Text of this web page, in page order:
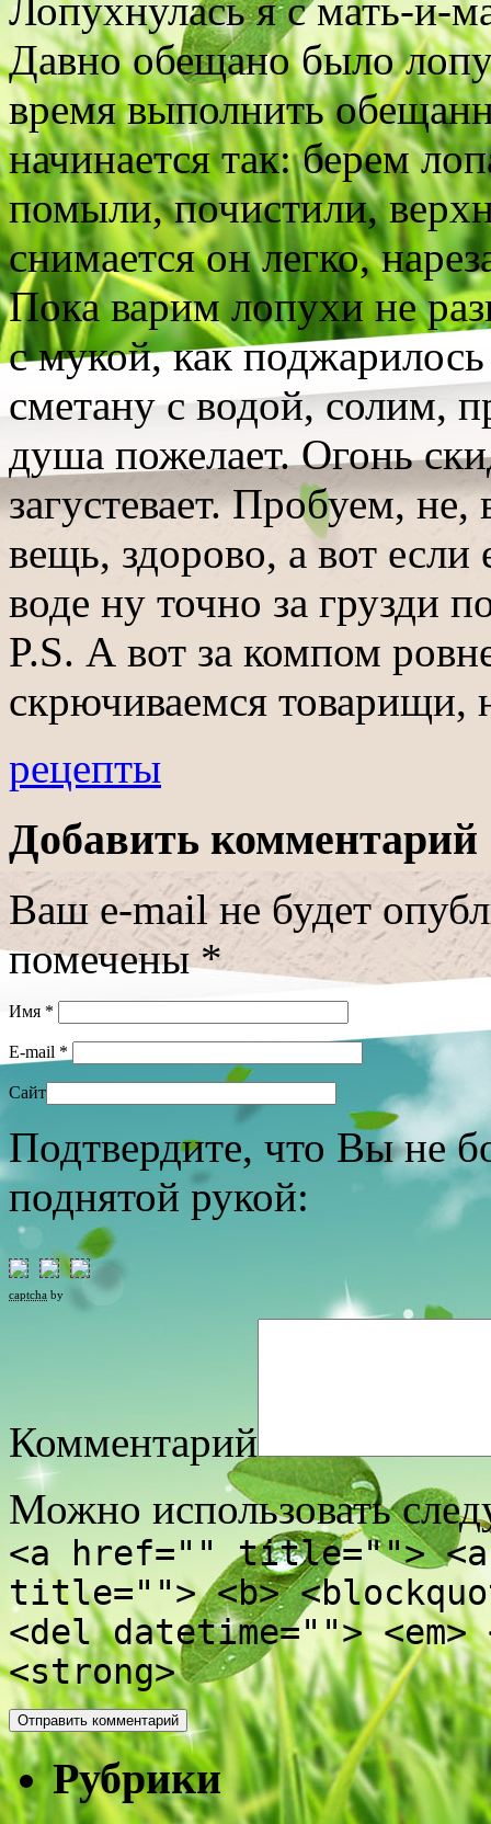
Лопухнулась я с мать-и-
Давно обещано было
время выполнить
начинается так: берем
помыли, почистили,
снимается он легко,
Пока варим лопухи не
с мукой, как
сметану с водой, солим,
душа пожелает. Огонь
загустевает. Пробуем, не,
вещь, здорово, а вот
воде ну точно за грузди
P.S. А вот за компом
скрючиваемся товарищи,
рецепты
Добавить комментарий
Ваш e-mail не будет
помечены*
Имя *
E-mail *
Сайт
Подтвердите, что Вы не
поднятой рукой:
captcha by
Комментарий
Можно использовать
<a href="" title="">
title=""> <b>
<del datetime="">
<strong>
Рубрики